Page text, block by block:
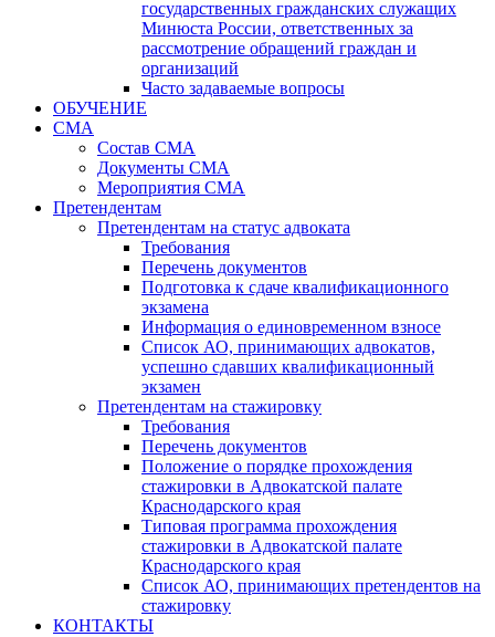
государственных гражданских служащих
Минюста России, ответственных за
рассмотрение обращений граждан и
организаций
Часто задаваемые вопросы
ОБУЧЕНИЕ
СМА
Состав СМА
Документы СМА
Мероприятия СМА
Претендентам
Претендентам на статус адвоката
Требования
Перечень документов
Подготовка к сдаче квалификационного
экзамена
Информация о единовременном взносе
Список АО, принимающих адвокатов,
успешно сдавших квалификационный
экзамен
Претендентам на стажировку
Требования
Перечень документов
Положение о порядке прохождения
стажировки в Адвокатской палате
Краснодарского края
Типовая программа прохождения
стажировки в Адвокатской палате
Краснодарского края
Список АО, принимающих претендентов на
стажировку
КОНТАКТЫ